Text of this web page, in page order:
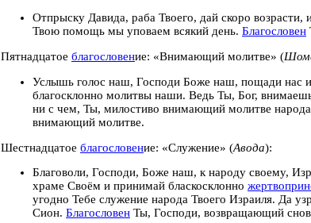
Отпрыску Давида, раба Твоего, дай скоро
Твою помощь мы уповаем всякий день. Благословен
Пятнадцатое благословение: «Внимающий молитве» (
Услышь голос наш, Господи Боже наш, пощади нас
благосклонно молитвы наши. Ведь Ты, Бог,
ни с чем, Ты, милостиво внимающий молитве народа
внимающий молитве.
Шестнадцатое благословение: «Служение» (Авода):
Благоволи, Господи, Боже наш, к народу своему,
храме Своём и принимай бласкосклонно
угодно Тебе служение народа Твоего Израиля. Да
Сион. Благословен Ты, Господи, возвращающий